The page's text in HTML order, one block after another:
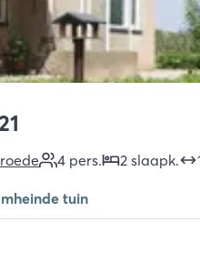
4 pers. 2 slaapk.
tuin